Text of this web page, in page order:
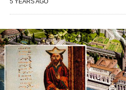
5 YEARS AGO